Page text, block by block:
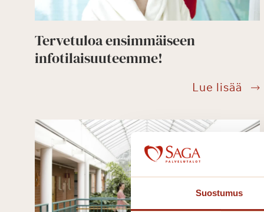
Suostumus
Tervetuloa ensimmäiseen
infotilaisuuteemme!
Lue lisää